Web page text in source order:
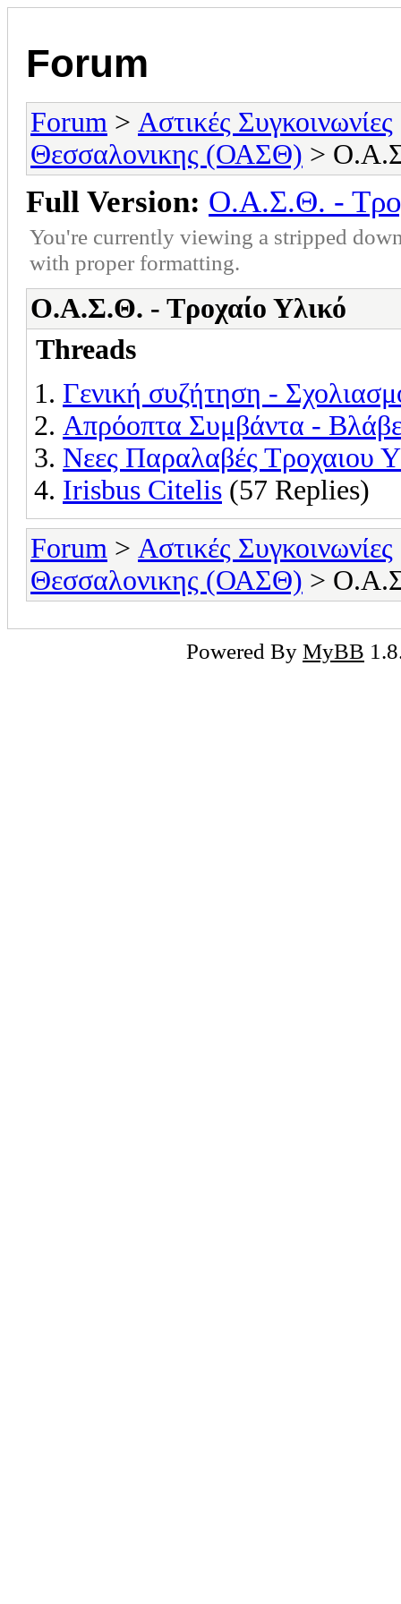
Forum
Forum > Αστικές Συγκοινωνίες
Θεσσαλονικης (ΟΑΣΘ) >
Full Version: Ο.Α.Σ.Θ. -
You're currently viewing a stripped
with proper formatting.
Ο.Α.Σ.Θ. - Τροχαίο Υλικό
Threads
Γενική συζήτηση -
Απρόοπτα Συμβάντα -
Νεες Παραλαβές Τροχαιου
Irisbus Citelis (57 Replies)
Forum > Αστικές Συγκοινωνίες
Θεσσαλονικης (ΟΑΣΘ) >
Powered By MyBB